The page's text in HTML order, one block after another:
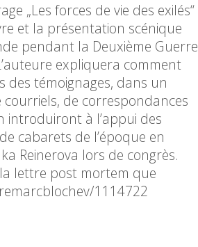
„Les forces de vie des exilés“
et la présentation scénique
pendant la Deuxième Guerre
expliquera comment
des témoignages, dans un
de correspondances
introduiront à l’appui des
cabarets de l’époque en
Reinerova lors de congrès.
lettre post mortem que
1114722